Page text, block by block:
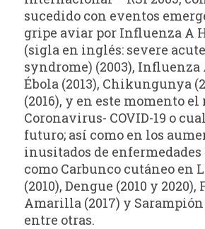
sucedido con eventos
gripe aviar por Influenza A
(sigla en inglés: severe
syndrome) (2003), Influenza
Ébola (2013), Chikungunya
(2016), y en este momento
Coronavirus- COVID-19 o
futuro; así como en los
inusitados de
como Carbunco cutáneo en
(2010), Dengue (2010 y 2020),
Amarilla (2017) y Sarampión
entre otras.